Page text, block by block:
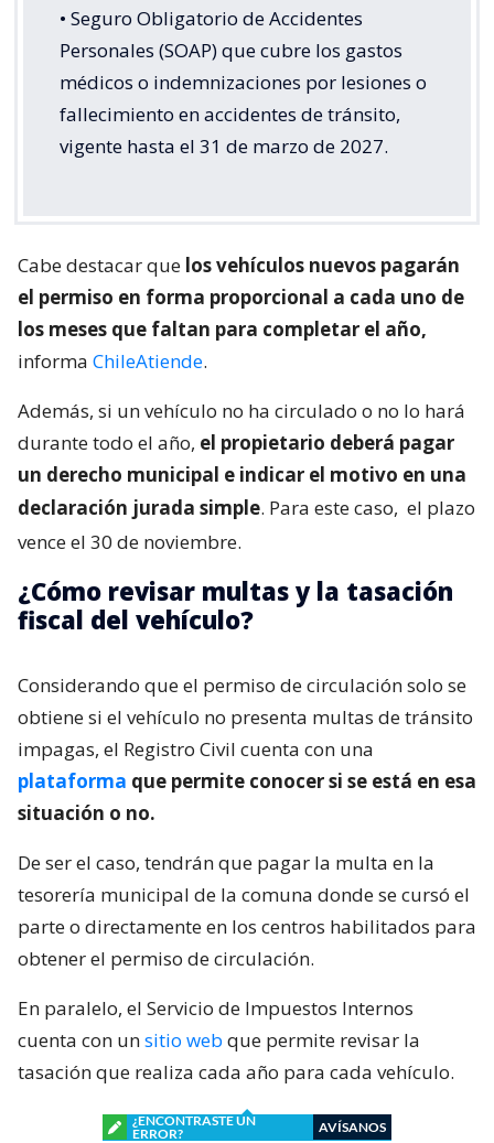
• Seguro Obligatorio de Accidentes
Personales (SOAP) que cubre los gastos
médicos o indemnizaciones por lesiones o
fallecimiento en accidentes de tránsito,
vigente hasta el 31 de marzo de 2027.
Cabe destacar que los vehículos nuevos pagarán
el permiso en forma proporcional a cada uno de
los meses que faltan para completar el año,
informa ChileAtiende.
Además, si un vehículo no ha circulado o no lo hará
durante todo el año, el propietario deberá pagar
un derecho municipal e indicar el motivo en una
declaración jurada simple. Para este caso, el plazo
vence el 30 de noviembre.
¿Cómo revisar multas y la tasación
fiscal del vehículo?
Considerando que el permiso de circulación solo se
obtiene si el vehículo no presenta multas de tránsito
impagas, el Registro Civil cuenta con una
plataforma que permite conocer si se está en esa
situación o no.
De ser el caso, tendrán que pagar la multa en la
tesorería municipal de la comuna donde se cursó el
parte o directamente en los centros habilitados para
obtener el permiso de circulación.
En paralelo, el Servicio de Impuestos Internos
cuenta con unsitio web que permite revisar la
tasación que realiza cada año para cada vehículo.
¿ENCONTRASTE UN
ERROR?
AVÍSANOS